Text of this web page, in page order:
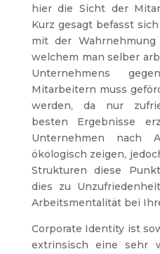
hier die Sicht der
Kurz gesagt befasst
mit der
welchem man selber
Unternehmens
Mitarbeitern muss
werden, da nur
besten Ergebnisse
Unternehmen nach
ökologisch zeigen,
Strukturen diese
dies zu
Arbeitsmentalität bei
Corporate Identity ist
extrinsisch eine sehr